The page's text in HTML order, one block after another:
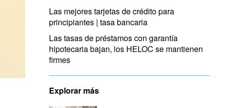
Las mejores tarjetas de crédito para
principiantes | tasa bancaria
Las tasas de préstamos con garantía
hipotecaria bajan, los HELOC se mantienen
firmes
Explorar más